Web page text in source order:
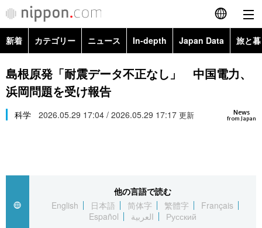
English
简体字
Русский
カテゴリー
経済・ビジネス
国際
トップ
アーカイブ
In-depth
Japan Data
新着 カテゴリー ニュース In-depth Japan Data 旅と
政治・外交
経済・ビジネス
Topics
島根原発「耐震データ不正なし」 中国電力、
浜岡問題を受け報告
News
from Japan
科学 2026.05.29 17:04 / 2026.05.29 17:17 更新
他の言語で読む
English
日本語 简体字 繁體字
Français
Español
العربية Русский